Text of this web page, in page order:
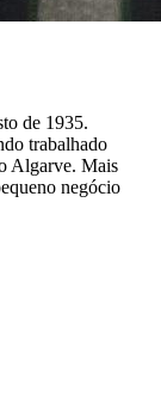
de 1935.
trabalhado
Algarve. Mais
negócio